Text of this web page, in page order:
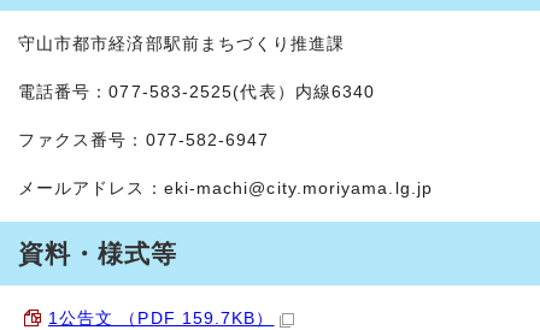
守山市都市経済部駅前まちづくり推進課
電話番号：077-583-2525(代表）内線6340
ファクス番号：077-582-6947
メールアドレス： eki-machi@city.moriyama.lg.jp
資料・様式等
1公告文 （PDF 159.7KB）